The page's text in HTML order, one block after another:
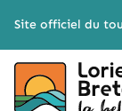
Site officiel du